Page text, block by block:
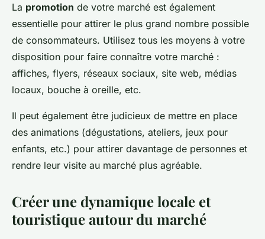
La promotion de votre marché est également
essentielle pour attirer le plus grand nombre possible
de consommateurs. Utilisez tous les moyens à votre
disposition pour faire connaître votre marché :
affiches, flyers, réseaux sociaux, site web, médias
locaux, bouche à oreille, etc.
Il peut également être judicieux de mettre en place
des animations (dégustations, ateliers, jeux pour
enfants, etc.) pour attirer davantage de personnes et
rendre leur visite au marché plus agréable.
Créer une dynamique locale et
touristique autour du marché